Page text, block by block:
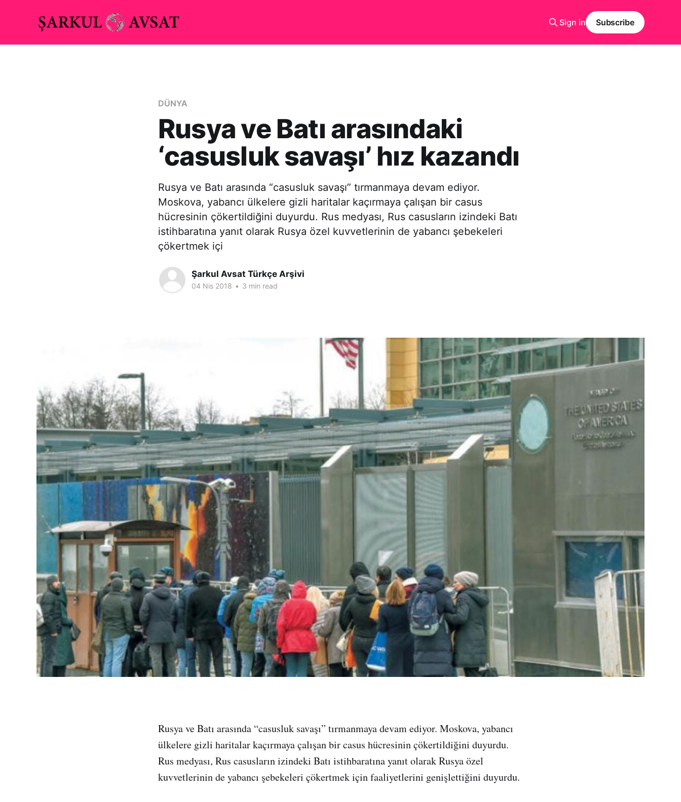
Sign in Subscribe
DÜNYA
Rusya ve Batı arasındaki
‘casusluk savaşı’ hız kazandı
Rusya ve Batı arasında “casusluk savaşı” tırmanmaya devam ediyor.
Moskova, yabancı ülkelere gizli haritalar kaçırmaya çalışan bir casus
hücresinin çökertildiğini duyurdu. Rus medyası, Rus casusların izindeki Batı
istihbaratına yanıt olarak Rusya özel kuvvetlerinin de yabancı şebekeleri
çökertmek içi
Şarkul Avsat Türkçe Arşivi
04 Nis 2018 • 3 min read
Rusya ve Batı arasında “casusluk savaşı” tırmanmaya devam ediyor. Moskova, yabancı
ülkelere gizli haritalar kaçırmaya çalışan bir casus hücresinin çökertildiğini duyurdu.
Rus medyası, Rus casusların izindeki Batı istihbaratına yanıt olarak Rusya özel
kuvvetlerinin de yabancı şebekeleri çökertmek için faaliyetlerini genişlettiğini duyurdu.